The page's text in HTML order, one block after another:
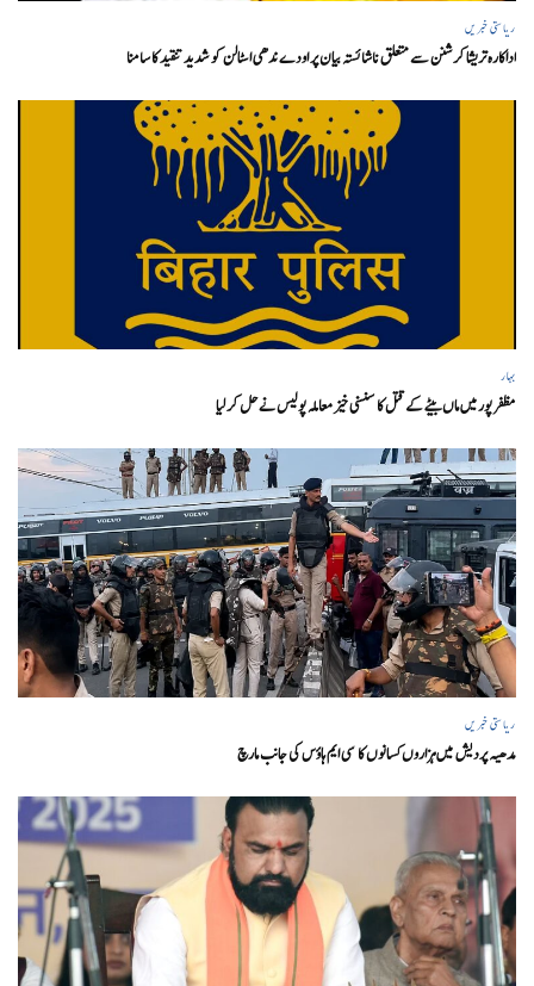
ریاستی خبریں
اداکارہ تریشا کرشنن سے متعلق ناشائستہ بیان پر اودے ندھی اسٹالن کو شدید تنقید کا سامنا
بہار
مظفر پور میں ماں بیٹے کے قتل کا سنسنی خیز معاملہ پولیس نے حل کر لیا
ریاستی خبریں
مدھیہ پردیش میں ہزاروں کسانوں کا سی ایم ہاؤس کی جانب مارچ